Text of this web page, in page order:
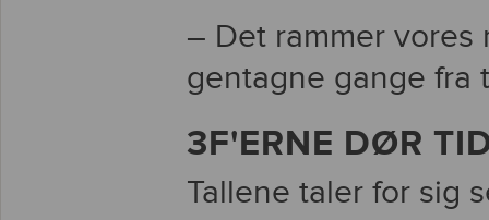
– Det rammer
gentagne gange fra
3F'ERNE DØR
Tallene taler for sig